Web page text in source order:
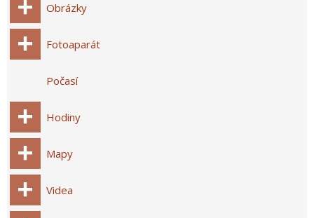
Obrázky
Fotoaparát
Počasí
Hodiny
Mapy
Videa